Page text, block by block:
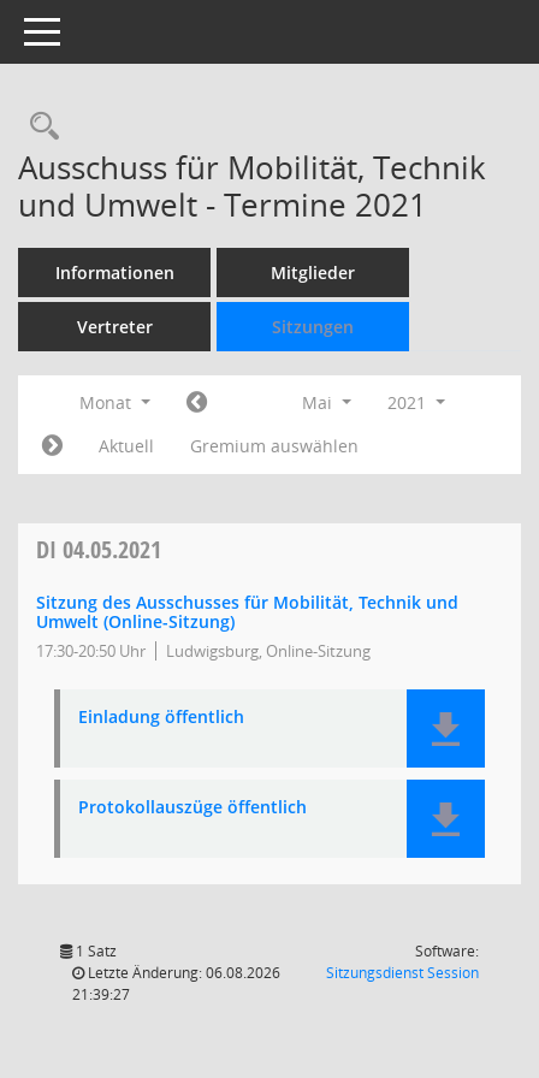
Toggle navigation
Rechercheauswahl
Ausschuss für Mobilität, Technik
und Umwelt - Termine 2021
Informationen Mitglieder
Vertreter Sitzungen
Monat Mai
2021
Aktuell
Gremium auswählen
DI 04.05.2021
Sitzung des Ausschusses für Mobilität, Technik und
Umwelt (Online-Sitzung)
17:30-20:50 Uhr Ludwigsburg, Online-Sitzung
Einladung öffentlich
Protokollauszüge öffentlich
1 Satz
Letzte Änderung: 06.08.2026
21:39:27
Software:
SitzungsdienstSession(Wird in